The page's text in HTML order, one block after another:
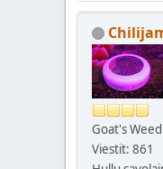
Goat's Weed
Viestit: 861